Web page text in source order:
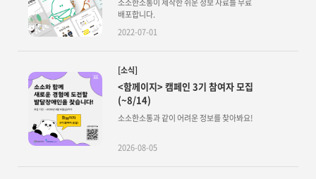
배포합니다.
2022-07-01
[소식]
<함께이지> 캠페인 3기 참여자 모집
(~8/14)
소소한소통과 같이 어려운 정보를 찾아봐요!
2026-08-05